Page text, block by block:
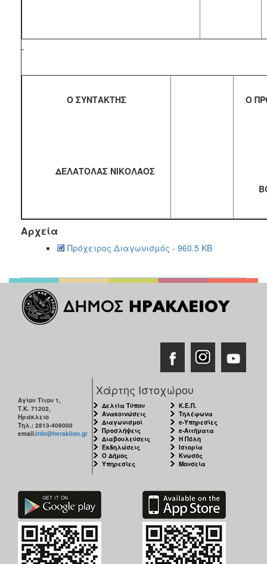
Ο ΣΥΝΤΑΚΤΗΣ
ΔΕΛΑΤΟΛΑΣ ΝΙΚΟΛΑΟΣ
Ο
Αρχεία
Πρόχειρος Διαγωνισμός - 960.5 KB
Αγίου Τίτου 1,
Τ.Κ. 71202,
Ηράκλειο
Τηλ.: 2813-409000
email:info@heraklion.gr
Χάρτης Ιστοχώρου
Δελτία Τύπου
Ανακοινώσεις
Διαγωνισμοί
Προσλήψεις
Διαβουλεύσεις
Εκδηλώσεις
Ο Δήμος
Υπηρεσίες
Κ.Ε.Π.
Τηλέφωνα
e-Υπηρεσίες
e-Αιτήματα
Η Πόλη
Ιστορία
Κνωσός
Μουσεία